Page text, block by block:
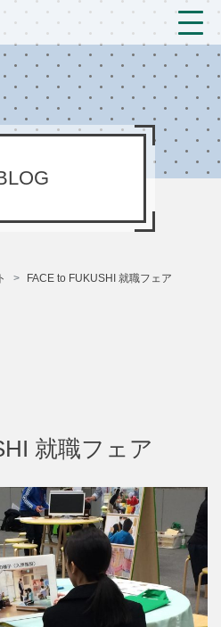
FACE to FUKUSHI 就職フェア
就職フェア